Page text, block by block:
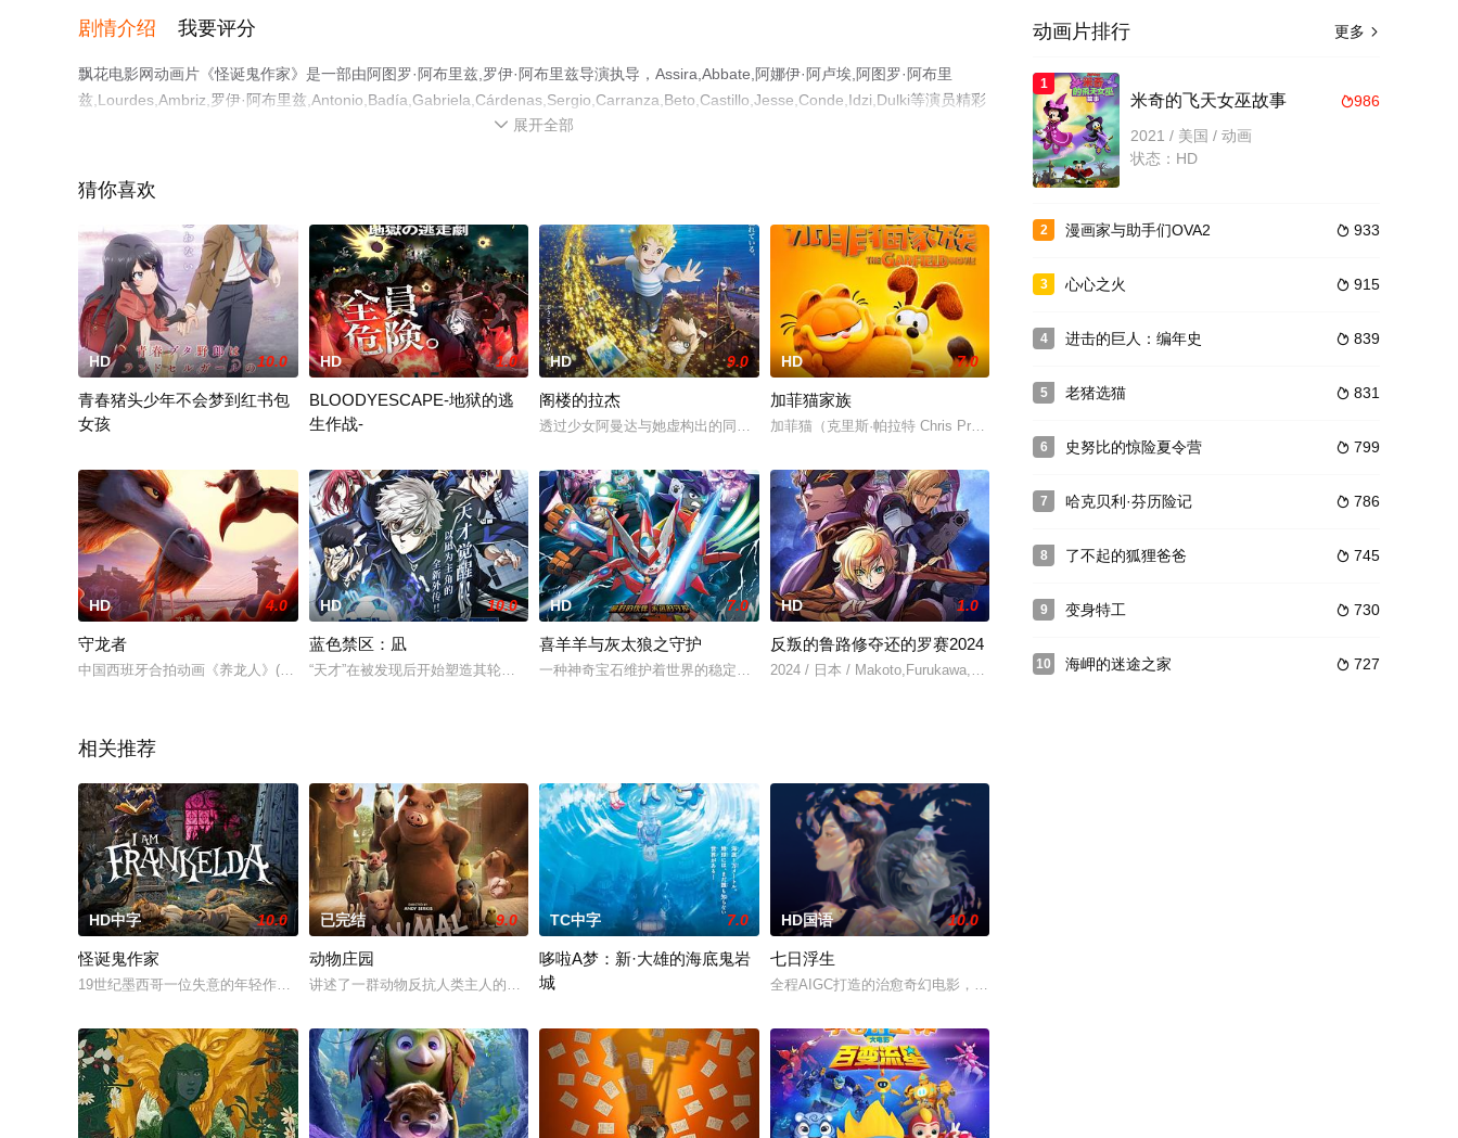
剧情介绍 我要评分
飘花电影网动画片《怪诞鬼作家》是一部由阿图罗·阿布里兹,罗伊·阿布里兹导演执导，Assira,Abbate,阿娜伊·阿卢埃,阿图罗·阿布里
兹,Lourdes,Ambriz,罗伊·阿布里兹,Antonio,Badía,Gabriela,Cárdenas,Sergio,Carranza,Beto,Castillo,Jesse,Conde,Idzi,Dulki等演员精彩
演绎的墨西哥电影，手机免费观看高清无删减完整版电影大全就上飘花影院，更多相关信息可移步至豆瓣电影、电视猫或剧情网等平台了
 展开全部
猜你喜欢
HD 10.0
青春猪头少年不会梦到红书包
女孩
HD 1.0
BLOODYESCAPE-地狱的逃
生作战-
因人体实验成为改造人类的キサラギ，正被一个组织追击。这个组织是企图征服被分割的“东京”的不死吸血鬼团体“不死骑士团
HD 9.0
阁楼的拉杰
透过少女阿曼达与她虚构出的同伴拉杰的视角，深入刻划人性与创意。他俩从阿曼达家的阁楼出发，展开穿越魔法世界的奇幻大冒
HD 7.0
加菲猫家族
加菲猫（克里斯·帕拉特 Chris Pratt 配音），这只全球闻名、厌恶星期一、对千层面情有独钟的宅猫，正准备开
HD 4.0
守龙者
中国西班牙合拍动画《养龙人》(Dragonkeeper，暂译)项目宣布，由去年好评动画《布努埃尔之神龟迷宫》导演S
HD 10.0
蓝色禁区：凪
“天才”在被发现后开始塑造其轮廓。此时，天才前锋凪诚士郎的自我正征服世界！！把“好麻烦”挂在嘴边的高二学生凪诚士郎
HD 7.0
喜羊羊与灰太狼之守护
一种神奇宝石维护着世界的稳定和平，当一股神秘力量正蠢蠢欲动，危机四处蔓延。众羊狼与新伙伴再踏上守护世界的征途，争分
HD 1.0
反叛的鲁路修夺还的罗赛2024
2024 / 日本 / Makoto,Furukawa,K?hei,Amasaki
相关推荐
HD中字 10.0
怪诞鬼作家
19世纪墨西哥一位失意的年轻作家弗兰克尔达，以鬼魂的形态穿行至一个由她亲手构想的王国——这里居住着 “幽灵”。她的
已完结 9.0
动物庄园
讲述了一群动物反抗人类主人的统治、接管农场的故事。起义成功后，它们在狡猾的猪拿破仑（塞斯·罗根 Seth Roge
TC中字 7.0
哆啦A梦：新·大雄的海底鬼岩
城
HD国语 10.0
七日浮生​
全程AIGC打造的治愈奇幻电影，影片取材真实人生经历，讲述单亲妈妈莉亚遭遇意外重伤，在异国病房度过七
更多 
动画片排行
1
986
米奇的飞天女巫故事
2021 / 美国 / 动画
状态：HD
2  933
漫画家与助手们OVA2
3  915
心心之火
4  839
进击的巨人：编年史
5  831
老猪选猫
6  799
史努比的惊险夏令营
7  786
哈克贝利·芬历险记
8  745
了不起的狐狸爸爸
9  730
变身特工
10  727
海岬的迷途之家